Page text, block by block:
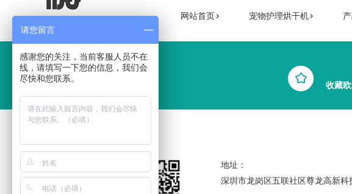
网站首页 宠物护理烘干机
收藏
地址：
深圳市龙岗区五联社区尊龙高新科
请您留言
感谢您的关注，当前客服人员不在
线，请填写一下您的信息，我们会
尽快和您联系。